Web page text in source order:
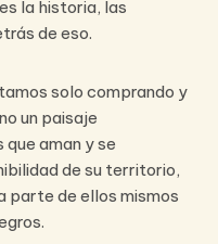
la historia, las
de eso.
solo comprando y
un paisaje
aman y se
de su territorio,
parte de ellos mismos